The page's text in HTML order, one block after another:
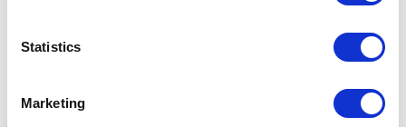
Statistics
Marketing
Low-code&no-code
Porady karierowe